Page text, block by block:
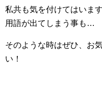
私共も気を付けてはいま
用語が出てしまう事も…
そのような時はぜひ、お
い！